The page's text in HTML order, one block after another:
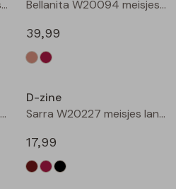
Bellanita W20094 meisjes buiten jack Zand
Bellanita W20094 meisjes buiten jack Wijnrood
39,99
Beaudine W20070 meisjes lange broek Bruin donker
D-zine
Sarra W20227 meisjes lange broek Bruin donker
17,99